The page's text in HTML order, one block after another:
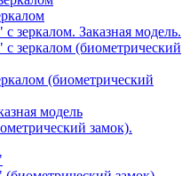
зеркалом. Заказная модель.
зеркалом (биометрический
(биометрический
модель
замок).